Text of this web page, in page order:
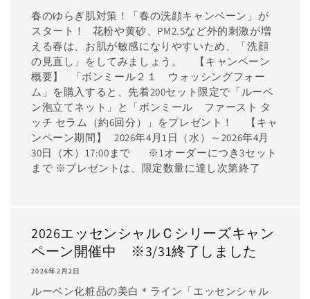
春のゆらぎ肌対策！「春の洗顔キャンペーン」が
スタート！ 花粉や黄砂、PM2.5など外的刺激が増
える春は、お肌が敏感になりやすいため、「洗顔
の見直し」をしてみましょう。 【キャンペーン
概要】 「ボンミール２１ ウォッシングフォー
ム」を購入すると、先着200セット限定で「ルーベ
ン泡立てネット」と「ボンミール ファースト タ
ッチ セラム（約6回分）」をプレゼント！ 【キャ
ンペーン期間】 2026年4月1日（水）～2026年4月
30日（木）17:00まで ※1オーダーにつき3セット
まで ※プレゼントは、限定数量に達し次第終了
2026エッセンシャルＣシリーズキャン
ペーン開催中 ※3/31終了しました
2026年2月2日
ルーベン化粧品の美白＊ライン「エッセンシャル